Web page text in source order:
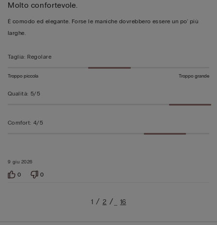
5
su
5
9 giu 2026
Molto confortevole.
È comodo ed elegante. Forse le maniche dovrebbero essere un po' più
larghe.
Taglia: Regolare
Troppo piccola Troppo grande
Qualità: 5/5
Comfort: 4/5
0 0
1 2 16